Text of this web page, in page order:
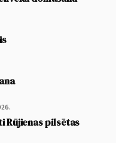
Rūjienas pilsētas